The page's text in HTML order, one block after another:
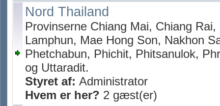
Nord Thailand
Provinserne Chiang Mai, Chiang
Lamphun, Mae Hong Son, Nakhon
Phetchabun, Phichit, Phitsanulok,
og Uttaradit.
Styret af: Administrator
Hvem er her? 2 gæst(er)